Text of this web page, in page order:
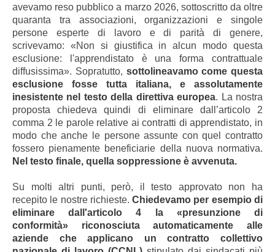
avevamo reso pubblico a marzo 2026, sottoscritto da oltre
quaranta tra associazioni, organizzazioni e singole
persone esperte di lavoro e di parità di genere,
scrivevamo: «Non si giustifica in alcun modo questa
esclusione: l'apprendistato è una forma contrattuale
diffusissima». Sopratutto, sottolineavamo come questa
esclusione fosse tutta italiana, e assolutamente
inesistente nel testo della direttiva europea. La nostra
proposta chiedeva quindi di eliminare dall’articolo 2
comma 2 le parole relative ai contratti di apprendistato, in
modo che anche le persone assunte con quel contratto
fossero pienamente beneficiarie della nuova normativa.
Nel testo finale, quella soppressione è avvenuta.
Su molti altri punti, però, il testo approvato non ha
recepito le nostre richieste.Chiedevamo per esempio di
eliminare dall'articolo 4 la «presunzione di
conformità» riconosciuta automaticamente alle
aziende che applicano un contratto collettivo